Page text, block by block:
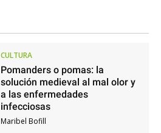
CULTURA
Pomanders o pomas: la
solución medieval al mal olor y
a las enfermedades
infecciosas
Maribel Bofill